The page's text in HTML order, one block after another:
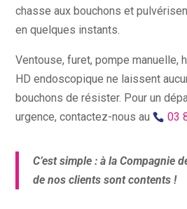
chasse aux bouchons et
en quelques instants.
Ventouse, furet, pompe manuelle,
HD endoscopique ne laissent
bouchons de résister. Pour un
urgence, contactez-nous au
03
C’est simple : à la Compagnie
de nos clients sont contents !